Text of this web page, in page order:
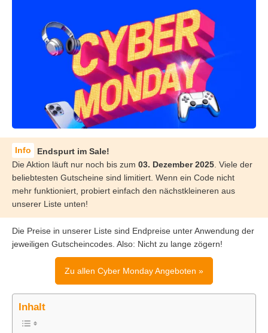
Endspurt im Sale!
Die Aktion läuft nur noch bis zum 03. Dezember 2025 . Viele der
beliebtesten Gutscheine sind limitiert. Wenn ein Code nicht
mehr funktioniert, probiert einfach den nächstkleineren aus
unserer Liste unten!
Die Preise in unserer Liste sind Endpreise unter Anwendung der
jeweiligen Gutscheincodes. Also: Nicht zu lange zögern!
Zu allen Cyber Monday Angeboten »
Inhalt